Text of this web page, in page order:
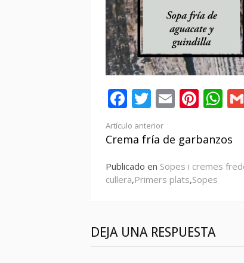
Facebook
Twitter
Email
Seguir
Artículo anterior
Crema fría de garbanzos
Publicado en Sopes i cremes
cullera,Primers plats,Sopes
DEJA UNA RESPUESTA